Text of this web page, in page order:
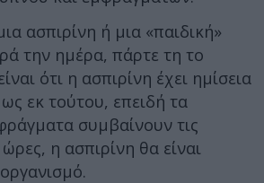
ασπιρίνη ή μια «παιδική»
την ημέρα, πάρτε τη το
ότι η ασπιρίνη έχει ημίσεια
εκ τούτου, επειδή τα
συμβαίνουν τις
η ασπιρίνη θα είναι